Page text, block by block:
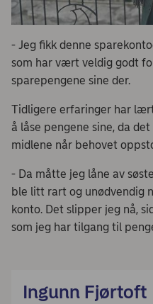
- Jeg fikk denne
som har vært veldig godt
sparepengene sine der.
Tidligere erfaringer har
å låse pengene sine, da
midlene når behovet
- Da måtte jeg låne av
ble litt rart og unødvendig
konto. Det slipper jeg nå,
som jeg har tilgang til
Ingunn Fjørtoft